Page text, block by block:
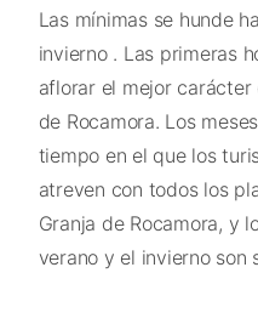
Las mínimas se hunde
invierno . Las primeras
aflorar el mejor
de Rocamora. Los
tiempo en el que los
atreven con todos los
Granja de Rocamora, y
verano y el invierno son